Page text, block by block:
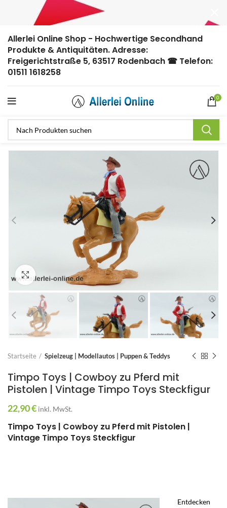
Allerlei Online Shop - Hochwertige Secondhand
Produkte & Antiquitäten. Adresse:
Freigerichtstraße 5, 63517 Rodenbach ☎ Telefon:
01511 1618258
0
Zum Vergrößern anklicken
Startseite Spielzeug | Modellautos | Puppen & Teddys
Timpo Toys | Cowboy zu Pferd mit
Pistolen | Vintage Timpo Toys Steckfigur
22,90€ inkl. MwSt.
Timpo Toys | Cowboy zu Pferd mit Pistolen |
Vintage Timpo Toys Steckfigur
Entdecken